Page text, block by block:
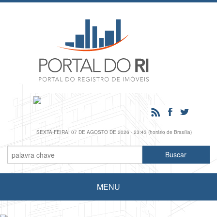
SEXTA-FEIRA, 07 DE AGOSTO DE 2026 - 23:43 (horário de Brasília)
MENU